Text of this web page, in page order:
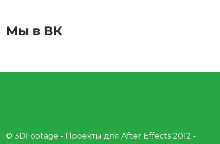
Мы в ВК
© 3DFootage - Проекты для After Effects 2012 -